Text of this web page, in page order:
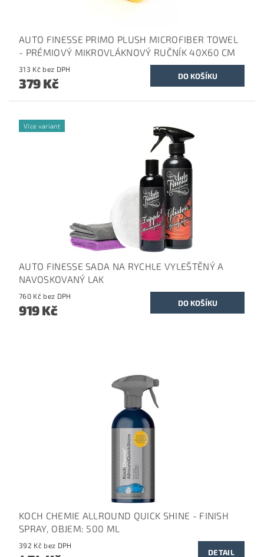
AUTO FINESSE PRIMO PLUSH MICROFIBER TOWEL
- PRÉMIOVÝ MIKROVLÁKNOVÝ RUČNÍK 40X60 CM
313 Kč bez DPH
379 Kč
Více variant
AUTO FINESSE SADA NA RYCHLE VYLEŠTĚNÝ A
NAVOSKOVANÝ LAK
760 Kč bez DPH
919 Kč
KOCH CHEMIE ALLROUND QUICK SHINE - FINISH
SPRAY, OBJEM: 500 ML
392 Kč bez DPH
DETAIL